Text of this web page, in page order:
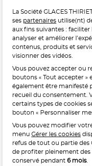
POUR VOTRE SANTÉ,
LÉGUMES PAR
L'abus d'alcool est
Interdiction de
aux
La Société GLACES
ses partenaires utilise(nt)
aux fins suivantes :
analyser et améliorer
contenus, produits et
visionner des vidéos.
Vous pouvez accepter ou
boutons « Tout accepter »
également être manifesté
recueil du consentement.
certains types de cookies
bouton « Personnaliser
Vous pouvez modifier
menu Gérer les cookies
refus de tout ou partie
de profiter pleinement
conservé pendant 6 mois.